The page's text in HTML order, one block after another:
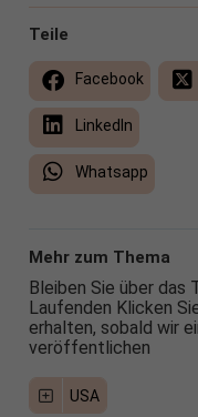
Teile
Facebook
LinkedIn
Whatsapp
Mehr zum Thema
Bleiben Sie über das
Laufenden Klicken
erhalten, sobald wir
veröffentlichen
USA